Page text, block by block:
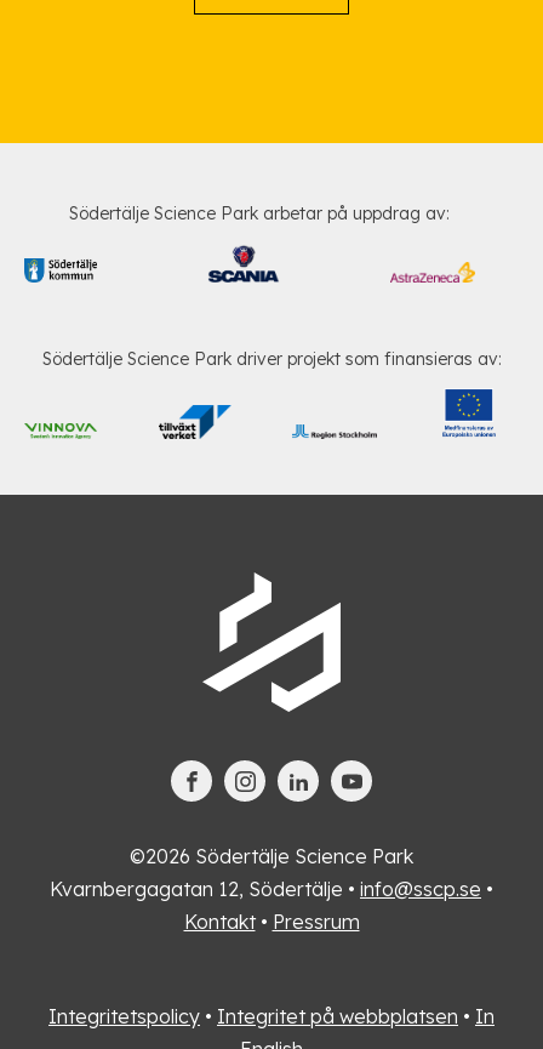
Södertälje Science Park arbetar på uppdrag av:
Södertälje Science Park driver projekt som finansieras av:
©2026 Södertälje Science Park
Kvarnbergagatan 12, Södertälje • info@sscp.se •
Kontakt• Pressrum
Integritetspolicy • Integritet på webbplatsen • In